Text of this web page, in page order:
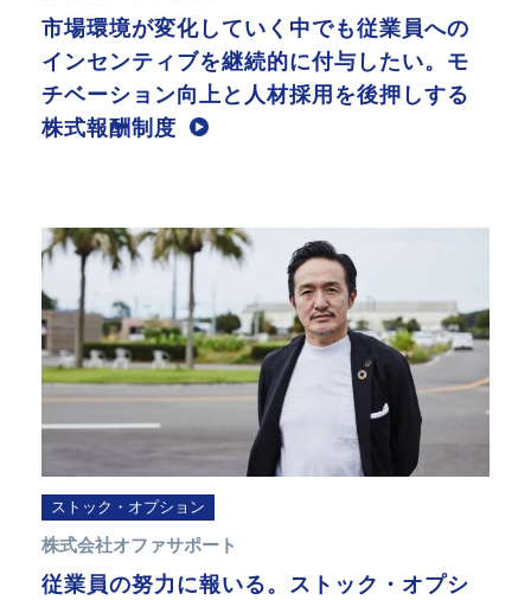
市場環境が変化していく中でも従業員への
インセンティブを継続的に付与したい。モ
チベーション向上と人材採用を後押しする
株式報酬制度
ストック・オプション
株式会社オファサポート
従業員の努力に報いる。ストック・オプシ